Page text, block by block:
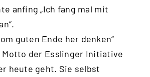
anfing „Ich fang mal mit
guten Ende her denken“
Motto der Esslinger Initiative
heute geht. Sie selbst